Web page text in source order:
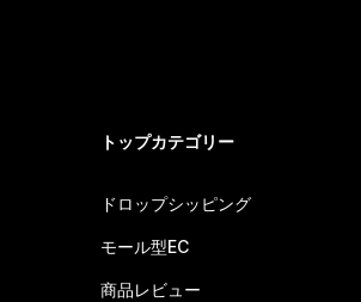
トップカテゴリー
ドロップシッピング
モール型EC
商品レビュー